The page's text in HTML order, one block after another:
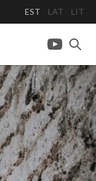
EST LAT LIT